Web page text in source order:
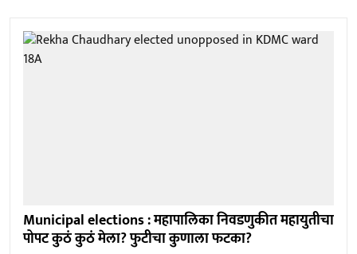
Municipal elections : महापालिका निवडणुकीत महायुतीचा
पोपट कुठं कुठं मेला? फुटीचा कुणाला फटका?